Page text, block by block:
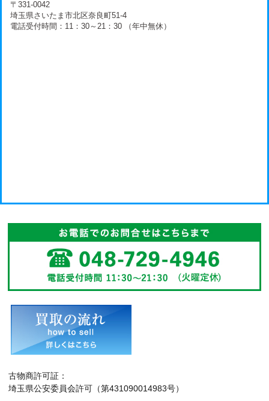
〒331-0042
埼玉県さいたま市北区奈良町51-4
電話受付時間：11：30～21：30 （年中無休）
古物商許可証：
埼玉県公安委員会許可（第431090014983号）